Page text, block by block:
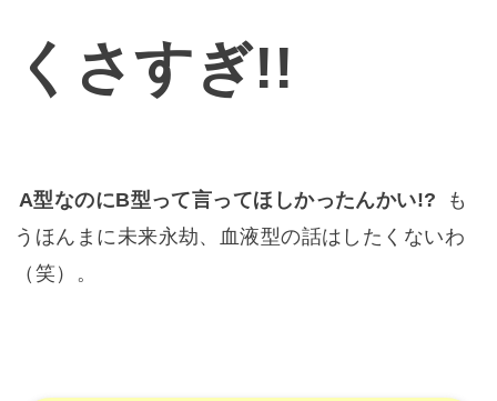
くさすぎ!!
A型なのにB型って言ってほしかったんかい!?
も
うほんまに未来永劫、血液型の話はしたくないわ
（笑）。